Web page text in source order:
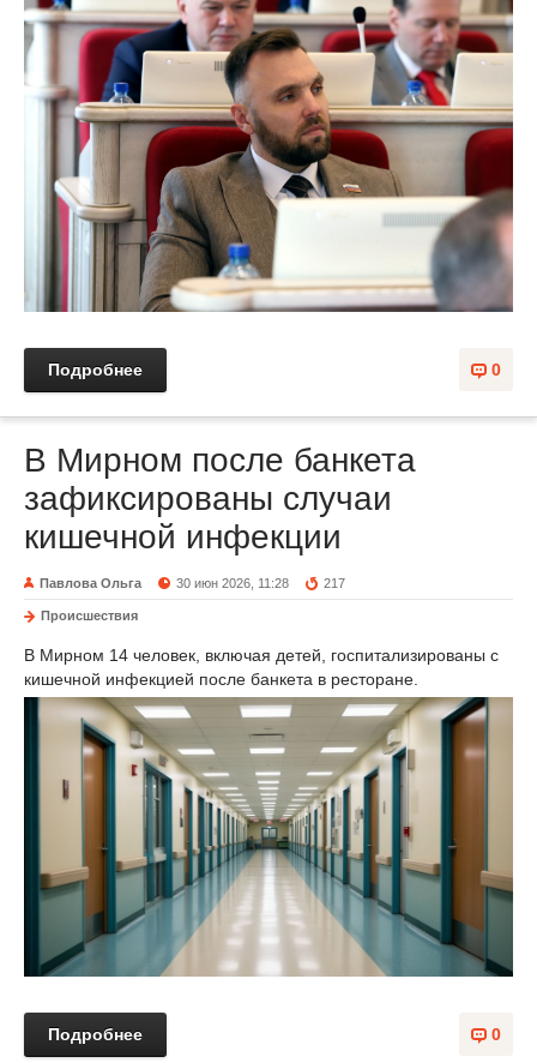
0
Подробнее
В Мирном после банкета
зафиксированы случаи
кишечной инфекции
Павлова Ольга 30 июн 2026, 11:28 217
Происшествия
В Мирном 14 человек, включая детей, госпитализированы с
кишечной инфекцией после банкета в ресторане.
0
Подробнее